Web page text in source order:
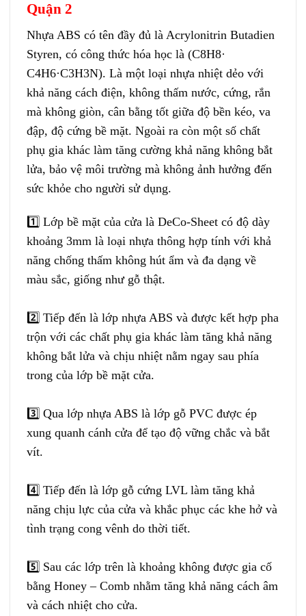
Quận 2
Nhựa ABS có tên đầy đủ là Acrylonitrin Butadien
Styren, có công thức hóa học là (C8H8·
C4H6·C3H3N). Là một loại nhựa nhiệt dẻo với
khả năng cách điện, không thấm nước, cứng, rắn
mà không giòn, cân bằng tốt giữa độ bền kéo, va
đập, độ cứng bề mặt. Ngoài ra còn một số chất
phụ gia khác làm tăng cường khả năng không bắt
lửa, bảo vệ môi trường mà không ảnh hưởng đến
sức khỏe cho người sử dụng.
1️⃣ Lớp bề mặt của cửa là DeCo-Sheet có độ dày
khoảng 3mm là loại nhựa thông hợp tính với khả
năng chống thấm không hút ẩm và đa dạng về
màu sắc, giống như gỗ thật.
2️⃣ Tiếp đến là lớp nhựa ABS và được kết hợp pha
trộn với các chất phụ gia khác làm tăng khả năng
không bắt lửa và chịu nhiệt nằm ngay sau phía
trong của lớp bề mặt cửa.
3️⃣ Qua lớp nhựa ABS là lớp gỗ PVC được ép
xung quanh cánh cửa để tạo độ vững chắc và bắt
vít.
4️⃣ Tiếp đến là lớp gỗ cứng LVL làm tăng khả
năng chịu lực của cửa và khắc phục các khe hở và
tình trạng cong vênh do thời tiết.
5️⃣ Sau các lớp trên là khoảng không được gia cố
bằng Honey – Comb nhằm tăng khả năng cách âm
và cách nhiệt cho cửa.